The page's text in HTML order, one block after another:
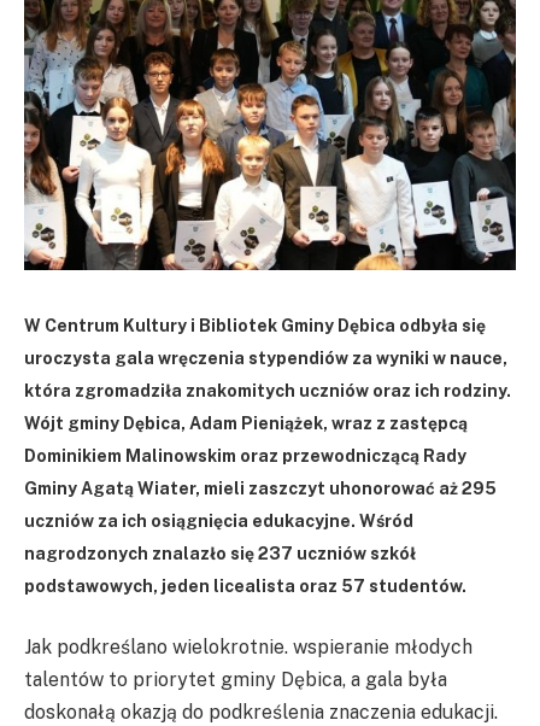
W Centrum Kultury i Bibliotek Gminy Dębica odbyła się
uroczysta gala wręczenia stypendiów za wyniki w nauce,
która zgromadziła znakomitych uczniów oraz ich rodziny.
Wójt gminy Dębica, Adam Pieniążek, wraz z zastępcą
Dominikiem Malinowskim oraz przewodniczącą Rady
Gminy Agatą Wiater, mieli zaszczyt uhonorować aż 295
uczniów za ich osiągnięcia edukacyjne. Wśród
nagrodzonych znalazło się 237 uczniów szkół
podstawowych, jeden licealista oraz 57 studentów.
Jak podkreślano wielokrotnie. wspieranie młodych
talentów to priorytet gminy Dębica, a gala była
doskonałą okazją do podkreślenia znaczenia edukacji.